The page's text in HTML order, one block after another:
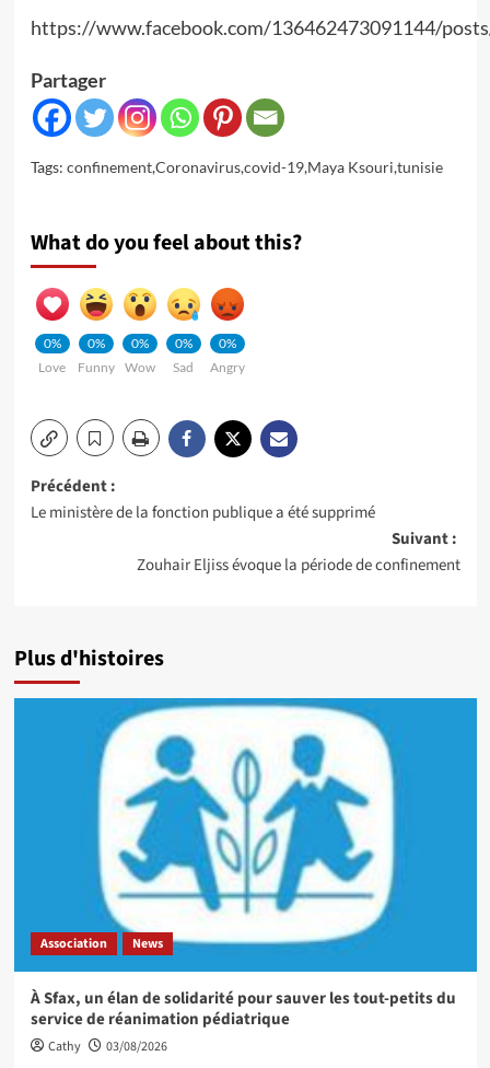
https://www.facebook.com/136462473091144/
Partager
Tags: confinement,Coronavirus,covid-19,Maya Ksouri,tunisie
What do you feel about this?
0%
Love
0%
Funny
0%
Wow
0%
Sad
0%
Angry
Navigation
Précédent :
Le ministère de la fonction publique a été supprimé
Suivant :
Zouhair Eljiss évoque la période de confinement
Plus d'histoires
Association News
À Sfax, un élan de solidarité pour sauver les tout-petits du
service de réanimation pédiatrique
Cathy 03/08/2026